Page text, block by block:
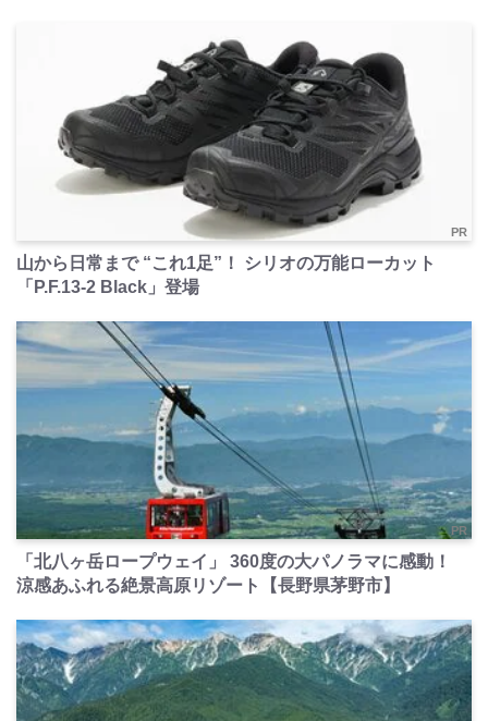
PR
山から日常まで “これ1足”！ シリオの万能ローカット
「P.F.13-2 Black」登場
PR
「北八ヶ岳ロープウェイ」 360度の大パノラマに感動！
涼感あふれる絶景高原リゾート【長野県茅野市】